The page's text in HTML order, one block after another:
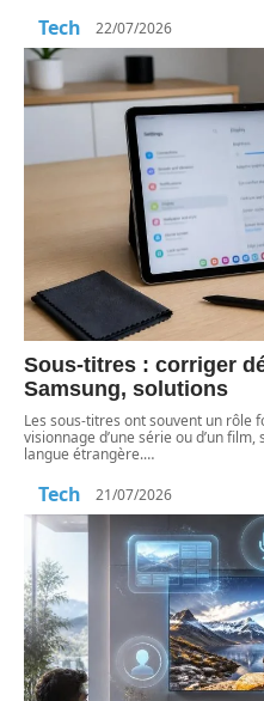
Tech 22/07/2026
Sous-titres : corriger
Samsung, solutions
Les sous-titres ont souvent un rôle
visionnage d’une série ou d’un
langue étrangère.…
Tech 21/07/2026